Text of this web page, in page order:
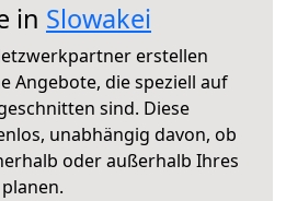
in Slowakei
erstellen
Angebote, die speziell auf
sind. Diese
unabhängig davon, ob
oder außerhalb Ihres